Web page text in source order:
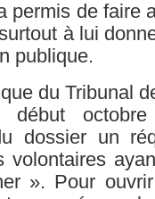
permis de faire
à lui
publique.
du Tribunal
début
dossier un
volontaires
». Pour